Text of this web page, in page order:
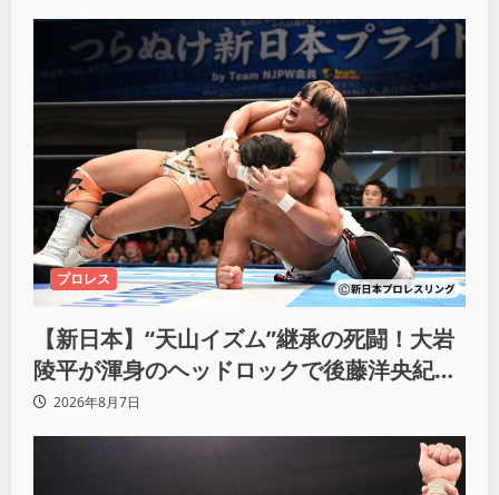
プロレス
【新日本】“天山イズム”継承の死闘！大岩
陵平が渾身のヘッドロックで後藤洋央紀か
らタップ奪取 執念の「リベンジ＆4勝目」
2026年8月7日